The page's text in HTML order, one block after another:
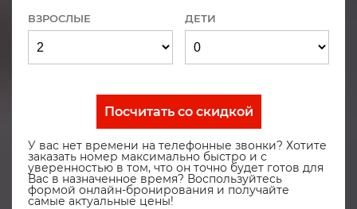
ВЗРОСЛЫЕ ДЕТИ
Посчитать со скидкой
У вас нет времени на телефонные звонки? Хотите
заказать номер максимально быстро и с
уверенностью в том, что он точно будет готов для
Вас в назначенное время? Воспользуйтесь
формой онлайн-бронирования и получайте
самые актуальные цены!